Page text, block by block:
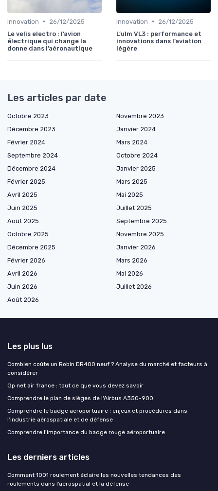
Innovation •
26/12/2025
Le velis electro : l’avion
électrique qui change la
donne dans l’aéronautique
Innovation •
26/12/2025
L’ulm VL3 : performance et
innovations dans l’aviation
légère
Les articles par date
Octobre 2023
Novembre 2023
Décembre 2023
Janvier 2024
Février 2024
Mars 2024
Septembre 2024
Octobre 2024
Décembre 2024
Janvier 2025
Février 2025
Mars 2025
Avril 2025
Mai 2025
Juin 2025
Juillet 2025
Août 2025
Septembre 2025
Octobre 2025
Novembre 2025
Décembre 2025
Janvier 2026
Février 2026
Mars 2026
Avril 2026
Mai 2026
Juin 2026
Juillet 2026
Août 2026
Les plus lus
Combien coûte un Robin DR400 neuf ? Analyse du marché et facteurs à
considérer
Gp net air france : tout ce que vous devez savoir
Comprendre le plan de sièges de l'Airbus A350-900
Comprendre le badge aeroportuaire : enjeux et procédures dans
l’industrie aérospatiale et de défense
Comprendre l'importance du badge rouge aéroportuaire
Les derniers articles
Comment 1001 roulement éclaire les nouvelles tendances des
roulements dans l’aérospatial et la défense